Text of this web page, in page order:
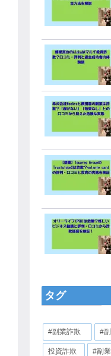
タグ
#副業詐欺 #
投資詐欺 #副